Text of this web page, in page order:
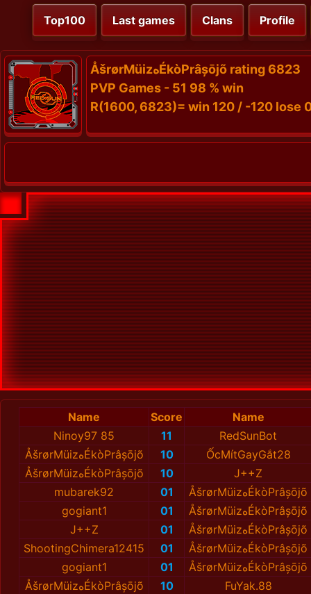
Top100 Last games Clans Profile
ÅšrørMüizهÉkòPrâșōjõ rating 6823
PVP Games - 51 98 % win
R(1600, 6823)= win 120 / -120 lose
Name Score
Name
Ninoy97 85
11
RedSunBot
ÅšrørMüizهÉkòPrâșōjõ
10
ỐcMítGayGắt28
ÅšrørMüizهÉkòPrâșōjõ
10
J++Z
mubarek92
01
ÅšrørMüizهÉkòPrâșōjõ
gogiant1
01
ÅšrørMüizهÉkòPrâșōjõ
J++Z
01
ÅšrørMüizهÉkòPrâșōjõ
ShootingChimera12415
01
ÅšrørMüizهÉkòPrâșōjõ
gogiant1
01
ÅšrørMüizهÉkòPrâșōjõ
ÅšrørMüizهÉkòPrâșōjõ
10
FuYak.88